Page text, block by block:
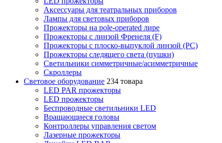
Аксессуары для театральных приборов
Лампы для световых приборов
Прожекторы на pole-operated лире
Прожекторы с линзой Френеля (F)
Прожекторы с плоско-выпуклой линзой (PC)
Прожекторы следящего света (пушки)
Светильники симметричные/асимметричные
Скроллеры
Световое оборудование 234 товара
LED PAR прожекторы
LED прожекторы
Беспроводные светильники LED
Вращающиеся головы
Контроллеры управления светом
Лазерные прожекторы